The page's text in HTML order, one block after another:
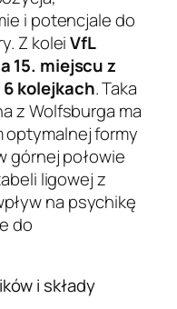
i potencjale do
Z koleiVfL
15. miejscu z
kolejkach. Taka
z Wolfsburga ma
optymalnej formy
górnej połowie
ligowej z
na psychikę
do
i składy